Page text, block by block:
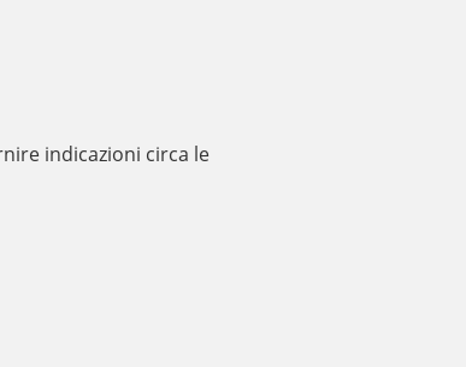
indicazioni circa le